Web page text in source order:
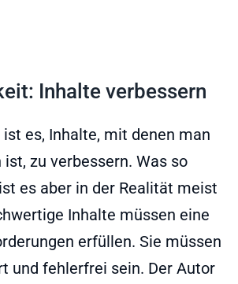
Inhalte verbessern
ist es, Inhalte, mit denen man
zu verbessern. Was so
es aber in der Realität meist
Inhalte müssen eine
erfüllen. Sie müssen
und fehlerfrei sein. Der Autor